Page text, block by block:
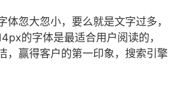
忽大忽小，要么就是文字过多，
的字体是最适合用户阅读的，
，赢得客户的第一印象，搜索引擎